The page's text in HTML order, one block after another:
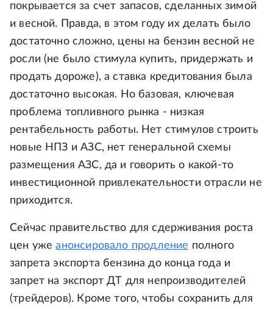
покрывается за счет запасов, сделанных зимой
и весной. Правда, в этом году их делать было
достаточно сложно, цены на бензин весной не
росли (не было стимула купить, придержать и
продать дороже), а ставка кредитования была
достаточно высокая. Но базовая, ключевая
проблема топливного рынка - низкая
рентабельность работы. Нет стимулов строить
новые НПЗ и АЗС, нет генеральной схемы
размещения АЗС, да и говорить о какой-то
инвестиционной привлекательности отрасли не
приходится.
Сейчас правительство для сдерживания роста
цен ужеанонсировало продление полного
запрета экспорта бензина до конца года и
запрет на экспорт ДТ для непроизводителей
(трейдеров). Кроме того, чтобы сохранить для